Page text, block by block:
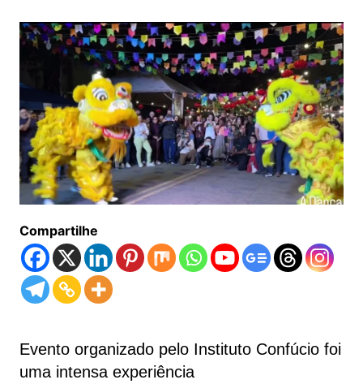
Compartilhe
Evento organizado pelo Instituto Confúcio foi
uma intensa experiência